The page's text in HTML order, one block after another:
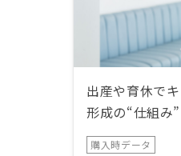
出産や育休で
形成の“仕組み
購入時データ